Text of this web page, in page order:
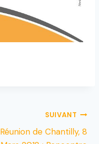
SUIVANT
Réunion de Chantilly, 8